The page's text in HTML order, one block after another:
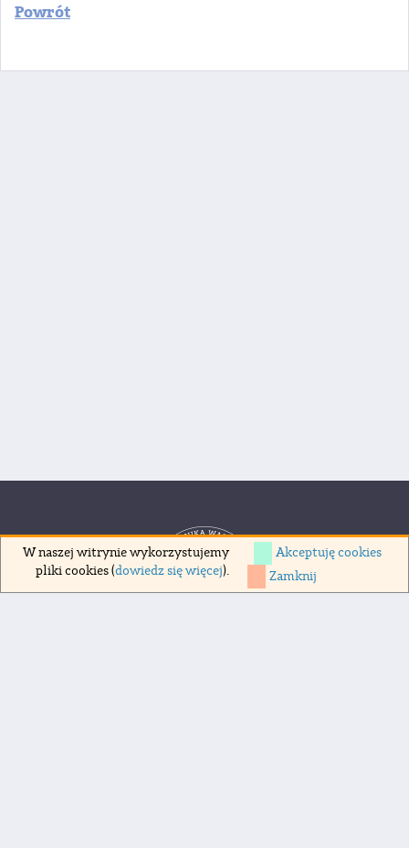
Powrót
W naszej witrynie wykorzystujemy
pliki cookies (dowiedz się więcej).
Akceptuję cookies
Zamknij